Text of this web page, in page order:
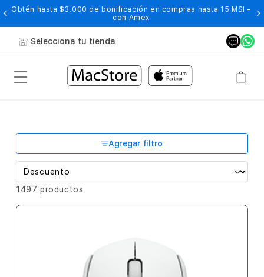
Obtén hasta $3,000 de bonificación en compras hasta 15 MSI -
con Amex
Selecciona tu tienda
Agregar filtro
1497 productos